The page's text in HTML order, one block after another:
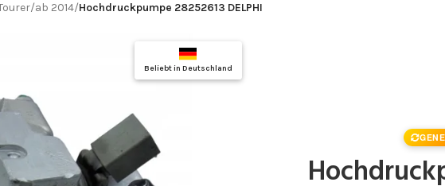
/ab 2014/Hochdruckpumpe 28252613 DELPHI
Beliebt in Deutschland